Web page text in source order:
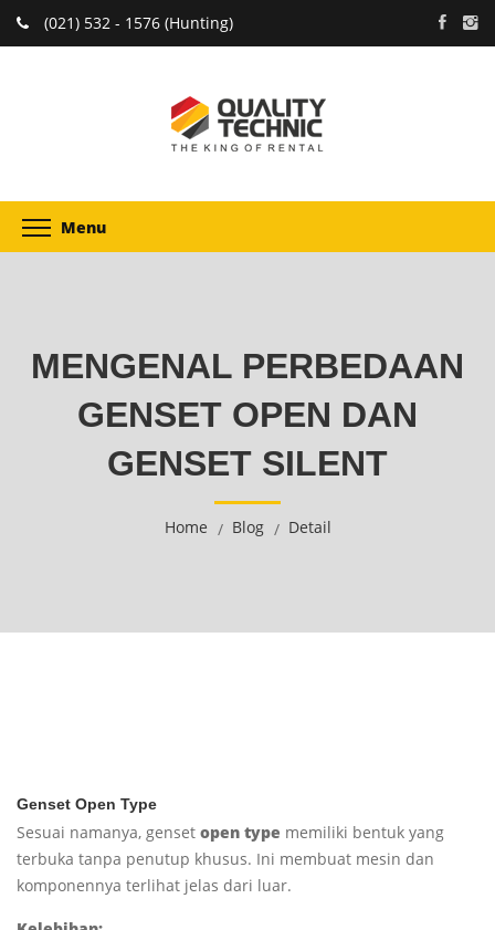
(021) 532 - 1576 (Hunting)
Menu
MENGENAL PERBEDAAN
GENSET OPEN DAN
GENSET SILENT
Home Blog Detail
Genset Open Type
Sesuai namanya, genset open type memiliki bentuk yang
terbuka tanpa penutup khusus. Ini membuat mesin dan
komponennya terlihat jelas dari luar.